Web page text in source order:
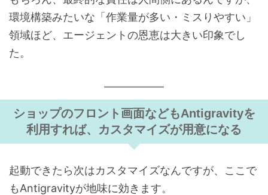
環境構築みたいな「作業量が多い・ミスりやすい」
領域ほど、エージェントの恩恵は大きい印象でし
た。
ショップのフロント画面などもAntigravityを
利用すれば、カスタマイズが用意になる
起動できたら次はカスタマイズなんですが、ここで
もAntigravityが地味に効きます。